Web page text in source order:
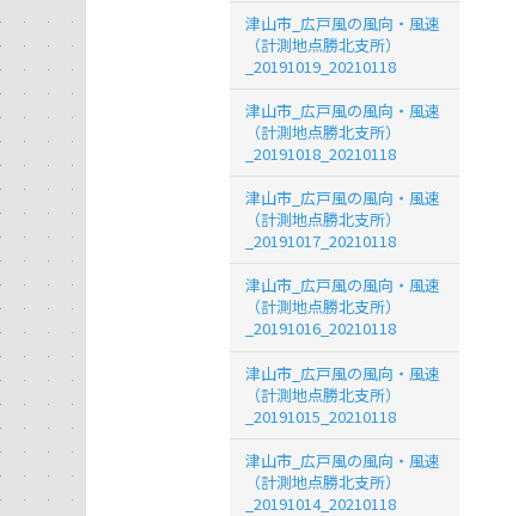
津山市_広戸風の風向・風速
（計測地点勝北支所）
_20191019_20210118
津山市_広戸風の風向・風速
（計測地点勝北支所）
_20191018_20210118
津山市_広戸風の風向・風速
（計測地点勝北支所）
_20191017_20210118
津山市_広戸風の風向・風速
（計測地点勝北支所）
_20191016_20210118
津山市_広戸風の風向・風速
（計測地点勝北支所）
_20191015_20210118
津山市_広戸風の風向・風速
（計測地点勝北支所）
_20191014_20210118